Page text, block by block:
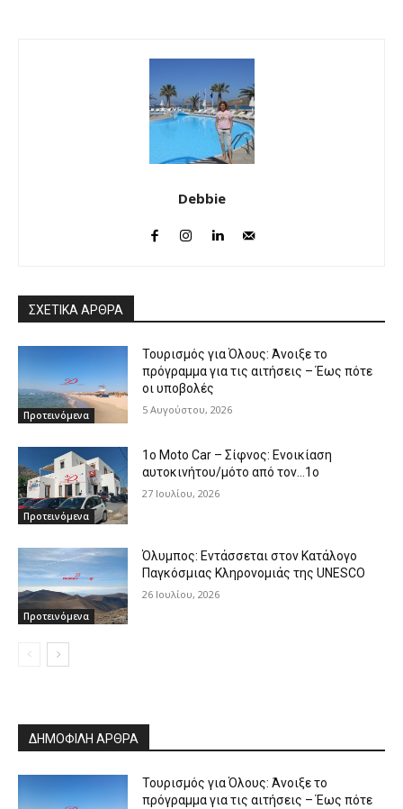
Debbie
ΣΧΕΤΙΚΑ ΑΡΘΡΑ
Προτεινόμενα
Τουρισμός για Όλους: Άνοιξε το
πρόγραμμα για τις αιτήσεις – Έως πότε
οι υποβολές
5 Αυγούστου, 2026
Προτεινόμενα
1o Moto Car – Σίφνος: Ενοικίαση
αυτοκινήτου/μότο από τον…1ο
27 Ιουλίου, 2026
Προτεινόμενα
Όλυμπος: Εντάσσεται στον Κατάλογο
Παγκόσμιας Κληρονομιάς της UNESCO
26 Ιουλίου, 2026
ΔΗΜΟΦΙΛΗ ΑΡΘΡΑ
Τουρισμός για Όλους: Άνοιξε το
πρόγραμμα για τις αιτήσεις – Έως πότε